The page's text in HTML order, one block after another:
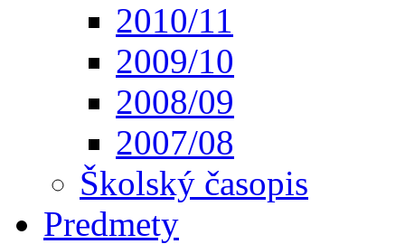
2010/11
2009/10
2008/09
2007/08
Školský časopis
Predmety